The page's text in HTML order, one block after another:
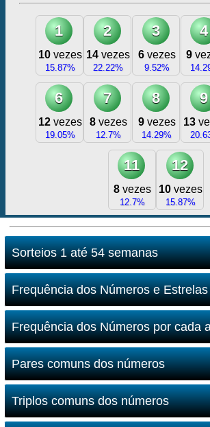
1
10vezes
15.87%
2
14 vezes
22.22%
3
6vezes
9.52%
4
9
6
12vezes
19.05%
7
8vezes
12.7%
8
9vezes
14.29%
9
13
11
8 vezes
12.7%
12
10 vezes
15.87%
Sorteios 1 até 54 semanas
Frequência dos Números e Estrelas
Frequência dos Números por cada
Pares comuns dos números
Triplos comuns dos números